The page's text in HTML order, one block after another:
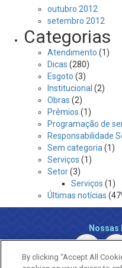
outubro 2012
setembro 2012
Categorias
Atendimento (1)
Dicas (280)
Esgoto (3)
Institucional (2)
Obras (2)
Prêmios (1)
Programação de
Responsabilidade
Sem categoria (1)
Serviços (1)
Setor(3)
Serviços (1)
Últimas notícias
Nossas
By clicking “Accept All